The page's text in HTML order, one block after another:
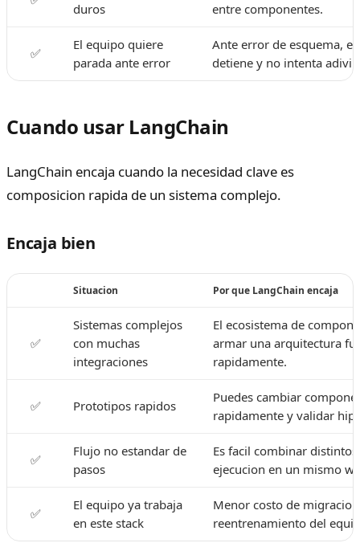
duros entre componentes.
✅
El equipo quiere
parada ante error
Ante error de esquema, el
detiene y no intenta
Cuando usar LangChain
LangChain encaja cuando la necesidad clave es
composicion rapida de un sistema complejo.
Encaja bien
Situacion Por que LangChain encaja
✅
Sistemas complejos
con muchas
integraciones
El ecosistema de
armar una arquitectura
rapidamente.
✅ Prototipos rapidos
Puedes cambiar
rapidamente y validar
✅
Flujo no estandar de
pasos
Es facil combinar
ejecucion en un mismo
✅
El equipo ya trabaja
en este stack
Menor costo de
reentrenamiento del